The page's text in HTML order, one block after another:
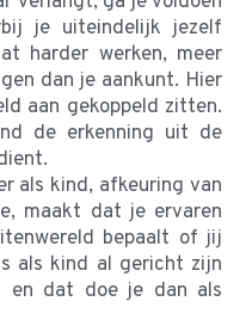
je uiteindelijk jezelf
harder werken, meer
dan je aankunt. Hier
aan gekoppeld zitten.
de erkenning uit de
als kind, afkeuring van
maakt dat je ervaren
bepaalt of jij
als kind al gericht zijn
en dat doe je dan als